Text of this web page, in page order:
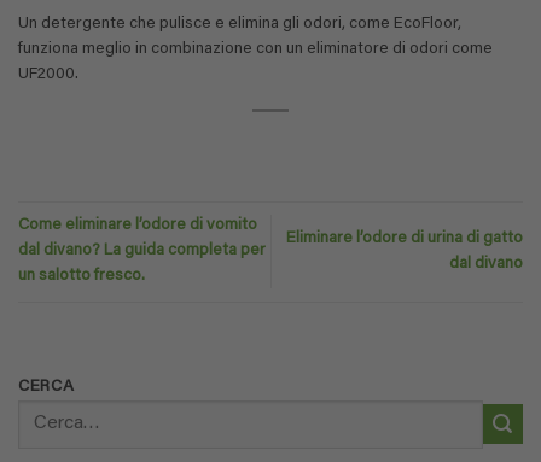
Un detergente che pulisce e elimina gli odori, come EcoFloor,
funziona meglio in combinazione con un eliminatore di odori come
UF2000.
Come eliminare l’odore di vomito
dal divano? La guida completa per
un salotto fresco.
Eliminare l’odore di urina di gatto
dal divano
CERCA